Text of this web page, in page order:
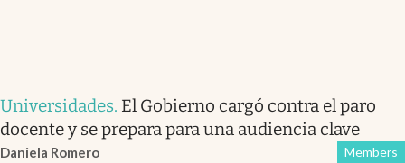
Universidades. El Gobierno cargó contra el paro
docente y se prepara para una audiencia clave
Daniela Romero Members